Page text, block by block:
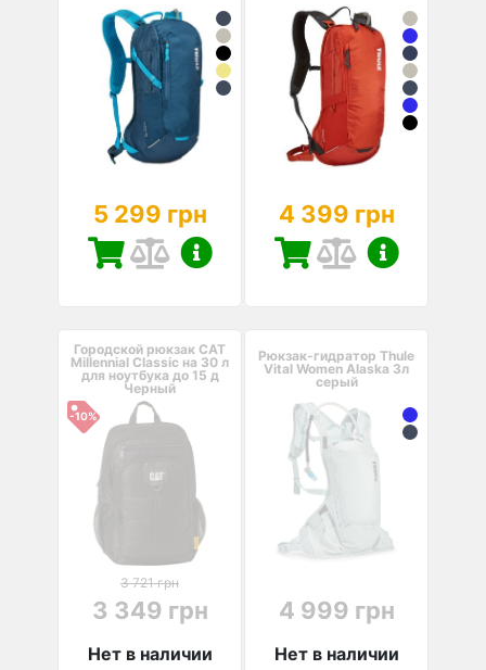
5 299 грн 4 399 грн
Городской рюкзак CAT
Millennial Classic на 30 л
для ноутбука до 15 д
Черный
-10%
3 721 грн
3 349 грн
Нет в наличии
Рюкзак-гидратор Thule
Vital Women Alaska 3л
серый
4 999 грн
Нет в наличии